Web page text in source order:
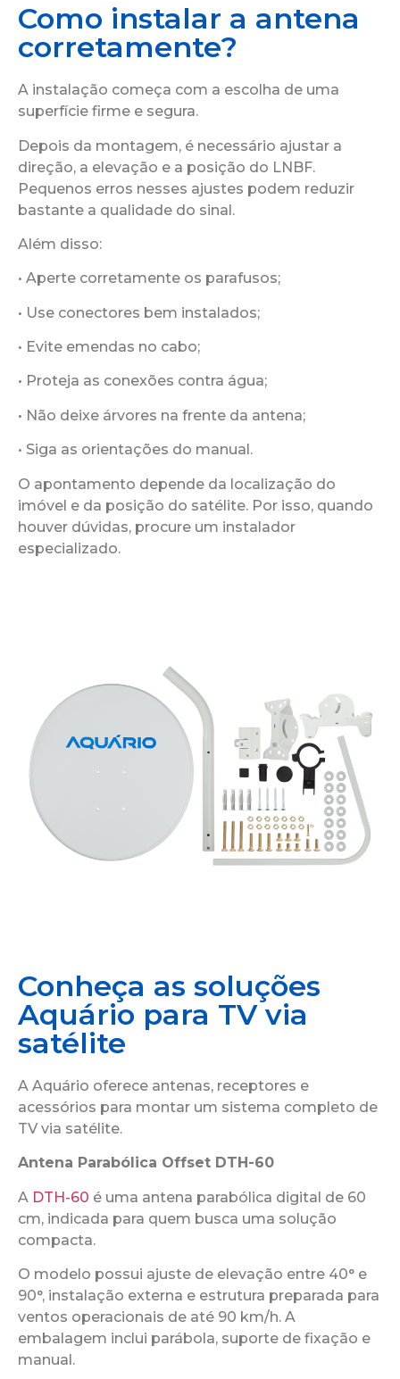
Como instalar a antena
corretamente?
A instalação começa com a escolha de uma
superfície firme e segura.
Depois da montagem, é necessário ajustar a
direção, a elevação e a posição do LNBF.
Pequenos erros nesses ajustes podem reduzir
bastante a qualidade do sinal.
Além disso:
• Aperte corretamente os parafusos;
• Use conectores bem instalados;
• Evite emendas no cabo;
• Proteja as conexões contra água;
• Não deixe árvores na frente da antena;
• Siga as orientações do manual.
O apontamento depende da localização do
imóvel e da posição do satélite. Por isso, quando
houver dúvidas, procure um instalador
especializado.
Conheça as soluções
Aquário para TV via
satélite
A Aquário oferece antenas, receptores e
acessórios para montar um sistema completo de
TV via satélite.
Antena Parabólica Offset DTH-60
A DTH-60 é uma antena parabólica digital de 60
cm, indicada para quem busca uma solução
compacta.
O modelo possui ajuste de elevação entre 40° e
90°, instalação externa e estrutura preparada para
ventos operacionais de até 90 km/h. A
embalagem inclui parábola, suporte de fixação e
manual.